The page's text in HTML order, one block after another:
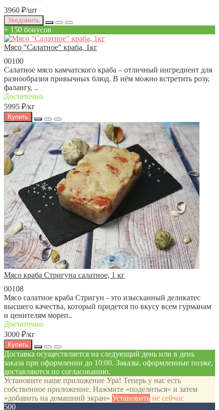
3960 ₽/шт
Уведомить
+ 150 бонусов
Мясо "Салатное" краба, 1кг
00100
Салатное мясо камчатского краба – отличный ингредиент для
разнообразия привычных блюд. В нём можно встретить розу,
фалангу, ..
Достаточно
5995 ₽/кг
Купить
Мясо краба Стригуна салатное, 1 кг
00108
Мясо салатное краба Стригун - это изысканный деликатес
высшего качества, который придется по вкусу всем гурманам
и ценителям мореп..
Достаточно
3000 ₽/кг
Купить
Доставка осуществляется на следующий день или в день
заказа при оформлении до 10:00. Заказы, оформленные позже,
доставляются по согласованию.
Установите наше приложение Ура! Теперь у нас есть
собственное приложение. Нажмите «поделиться» и затем
«добавить на домашний экран» Установить не сейчас
500